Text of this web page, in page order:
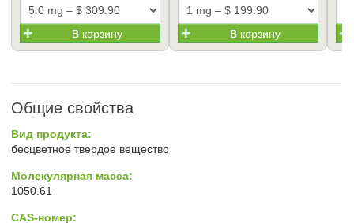
В корзину В корзину
Общие свойства
Вид продукта:
бесцветное твердое вещество
Молекулярная масса:
1050.61
CAS-номер: